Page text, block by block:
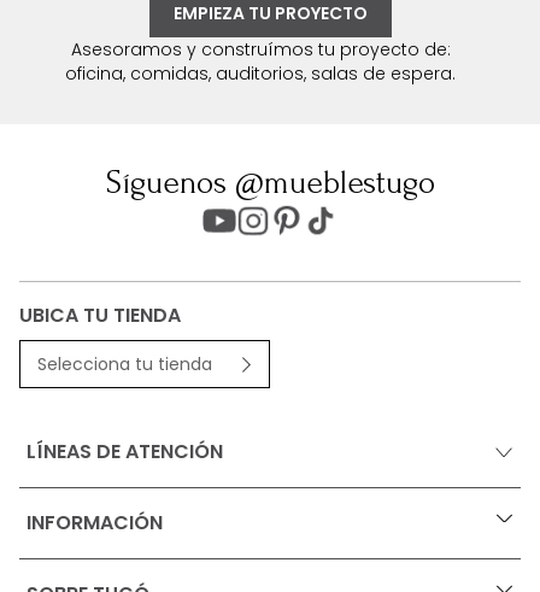
EMPIEZA TU PROYECTO
Asesoramos y construímos tu proyecto de:
oficina, comidas, auditorios, salas de espera.
Síguenos @mueblestugo
UBICA TU TIENDA
Selecciona tu tienda
LÍNEAS DE ATENCIÓN
INFORMACIÓN +